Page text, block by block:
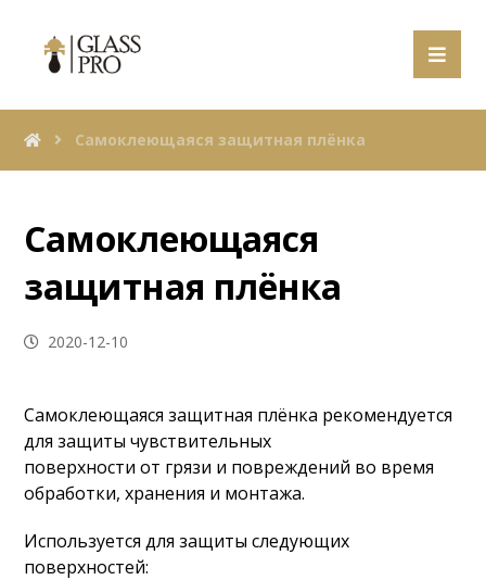
Самоклеющаяся защитная плёнка
Самоклеющаяся
защитная плёнка
2020-12-10
Самоклеющаяся защитная плёнка рекомендуется
для защиты чувствительных
поверхности от грязи и повреждений во время
обработки, хранения и монтажа.
Используется для защиты следующих
поверхностей: